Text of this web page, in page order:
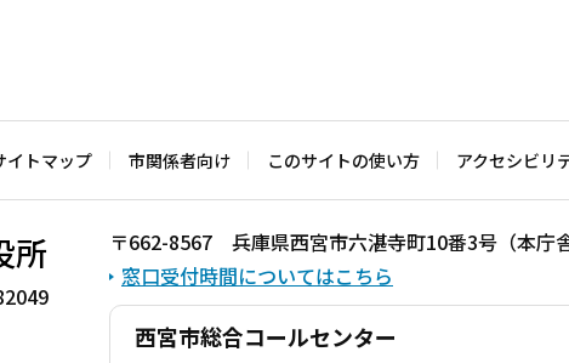
イトマップ 市関係者向け このサイトの使い方 アクセシビリ
所
〒662-8567 兵庫県西宮市六湛寺町10番3号（本庁舎
窓口受付時間についてはこちら
西宮市総合コールセンター